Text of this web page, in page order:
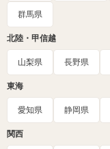
群馬県
北陸・甲信越
山梨県 長野県
東海
愛知県 静岡県
関西